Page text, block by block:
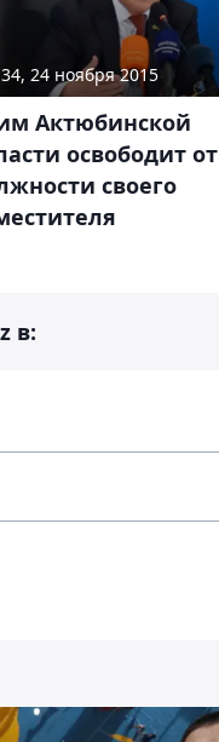
24 ноября 2015
Актюбинской
освободит от
своего
в: